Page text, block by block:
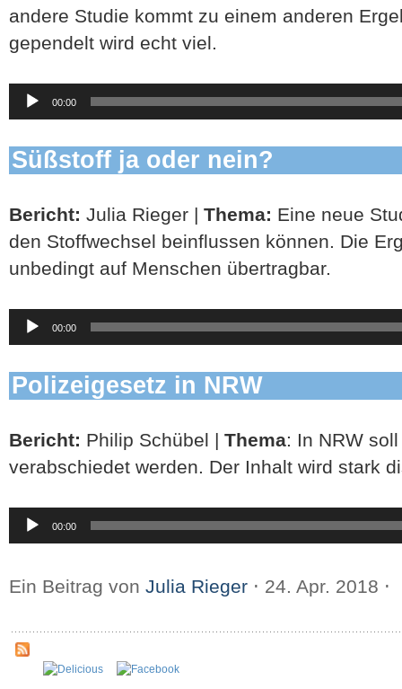
andere Studie kommt zu einem anderen
gependelt wird echt viel.
Audio-
Player
00:00
Süßstoff ja oder nein?
Bericht: Julia Rieger | Thema: Eine neue
den Stoffwechsel beinflussen können. Die
unbedingt auf Menschen übertragbar.
Audio-
Player
00:00
Polizeigesetz in NRW
Bericht: Philip Schübel | Thema: In NRW
verabschiedet werden. Der Inhalt wird stark
Audio-
Player
00:00
Ein Beitrag von Julia Rieger ⋅ 24. Apr. 2018 ⋅